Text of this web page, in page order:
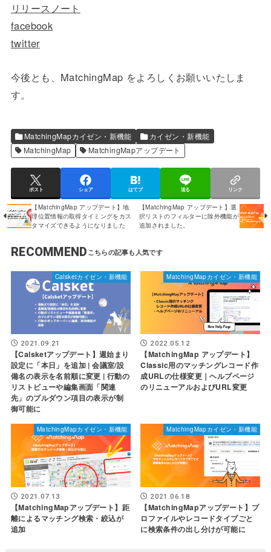
リリースノート
facebook
twitter
今後とも、MatchingMap をよろしくお願いいたしま
す。
MatchingMapカイゼン・新機能
カイゼン・新機能
MatchingMap
MatchingMapアップデート
ポスト シェア はてブ 送る リンク
【MatchingMap アップデート】地
理位置情報の取得タイミングをカス
タマイズできるようになりました
【MatchingMap アップデート】選
択リストのフィルターに除外機能が
追加されました。
RECOMMEND
Calsketカイゼン・新機能
2021.09.21
【Calsketアップデート】週始まり
設定に「本日」を追加 | 会議室/設
備名の表示を名前順に変更 | 行動の
リストビューや編集画面「関連
先」のプルダウン項目の表示が制
御可能に
MatchingMapカイゼン・新機能
2022.05.12
【MatchingMap アップデート】
Classic用のマッチングレコード作
成URLの仕様変更｜ヘルプページ
のリニューアルおよびURL変更
MatchingMapカイゼン・新機能
2021.07.13
【MatchingMapアップデート】距
離によるマッチング検索・絞込が
追加
MatchingMapカイゼン・新機能
2021.06.18
【MatchingMapアップデート】プ
ロファイルやレコードタイプごと
に検索条件の出し分けが可能に